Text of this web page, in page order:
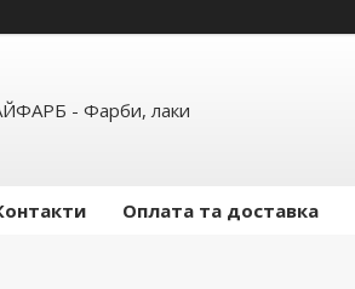
- Фарби, лаки
Оплата та доставка